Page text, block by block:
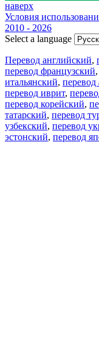
наверх
Условия
2010 - 2026
Select a language
Перевод английский,
перевод французский,
итальянский, перевод
перевод иврит,
перевод корейский,
татарский, перевод
узбекский, перевод
эстонский, перевод